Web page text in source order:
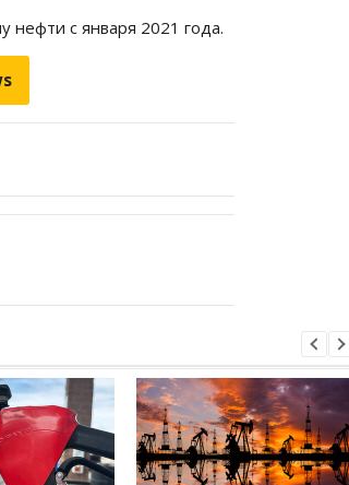
нефти с января 2021 года.